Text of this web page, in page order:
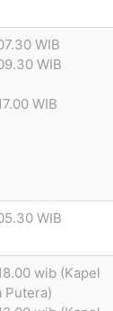
WIB
WIB
WIB
WIB
wib (Kapel
Putera)